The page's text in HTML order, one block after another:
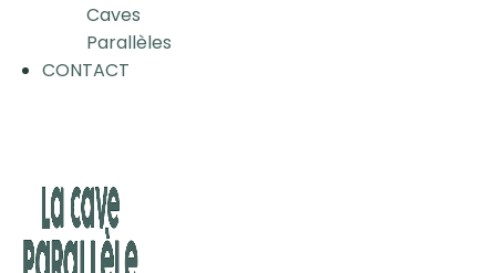
Caves
Parallèles
CONTACT